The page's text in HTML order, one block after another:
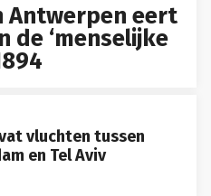
Antwerpen eert
de ‘menselijke
vluchten tussen
en Tel Aviv